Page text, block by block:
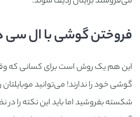
فروختن گوشی با ال
این هم یک روش است برای کسانی که
گوشی خود را ندارند! می‌توانید
شکسته بفروشید اما باید این نکته را در